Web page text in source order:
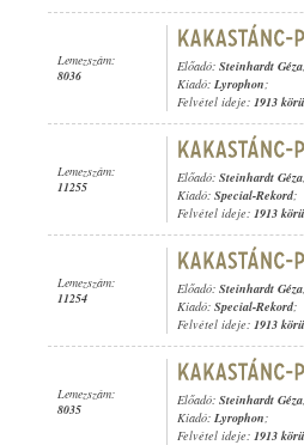
Lemezszám:
8036
Előadó: Steinhardt Géza,
Kiadó: Lyrophon;
Felvétel ideje: 1913
Lemezszám:
11255
Előadó: Steinhardt Géza,
Kiadó: Special-Rekord;
Felvétel ideje: 1913
Lemezszám:
11254
Előadó: Steinhardt Géza,
Kiadó: Special-Rekord;
Felvétel ideje: 1913
Lemezszám:
8035
Előadó: Steinhardt Géza,
Kiadó: Lyrophon;
Felvétel ideje: 1913